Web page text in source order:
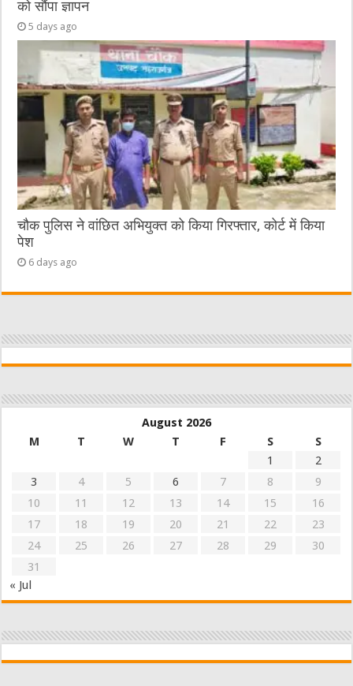
को सौंपा ज्ञापन
5 days ago
चौक पुलिस ने वांछित अभियुक्त को किया गिरफ्तार, कोर्ट में किया
पेश
6 days ago
August 2026
M
T W T F S
S
1
2
3
4 5 6 7 8
9
10
11 12 13 14 15
16
17
18 19 20 21 22
23
24
25 26 27 28 29
30
31
« Jul